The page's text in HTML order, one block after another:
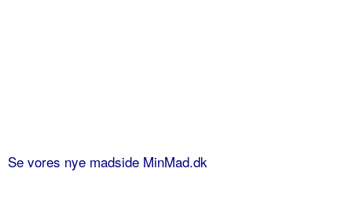
Se vores nye madside MinMad.dk